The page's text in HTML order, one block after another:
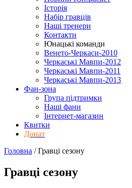
Історія
Набір гравців
Наші тренери
Контакти
Юнацькі команди
Венето-Черкаси-2010
Черкаські Мавпи-2012
Черкаські Мавпи-2011
Черкаські Мавпи-2013
Фан-зона
Група підтримки
Наші фани
Інтернет-магазин
Квитки
Донат
Головна /Гравці сезону
Гравці сезону